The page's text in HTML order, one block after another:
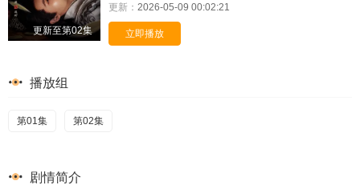
更新至第02集
更新： 2026-05-09 00:02:21
立即播放
播放组
第01集 第02集
剧情简介